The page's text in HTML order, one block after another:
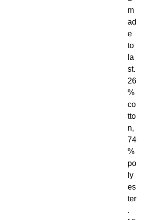
m
ad
e
to
la
st.
26
%
co
tto
n,
74
%
po
ly
es
ter
.